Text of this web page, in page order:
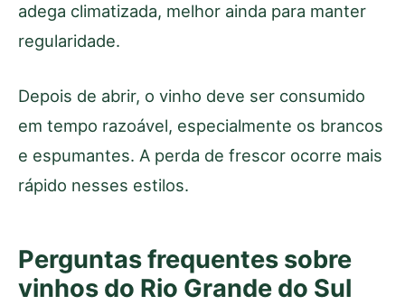
adega climatizada, melhor ainda para manter
regularidade.
Depois de abrir, o vinho deve ser consumido
em tempo razoável, especialmente os brancos
e espumantes. A perda de frescor ocorre mais
rápido nesses estilos.
Perguntas frequentes sobre
vinhos do Rio Grande do Sul